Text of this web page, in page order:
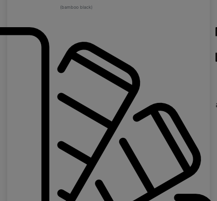
(bamboo black)